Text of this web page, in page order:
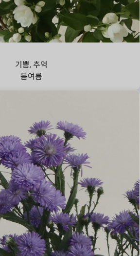
기쁨, 추억
봄여름